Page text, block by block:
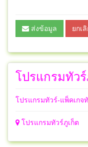
ส่งข้อมูล ยกเ
โปรแกรมทัว
โปรแกรมทัวร์-แพ็คเกจ
โปรแกรมทัวร์ภูเก็ต